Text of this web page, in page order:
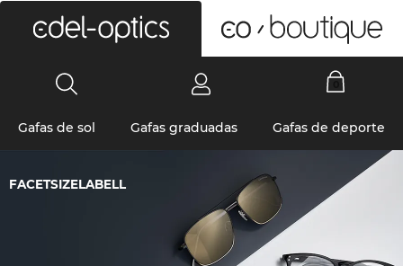
Gafas de sol Gafas graduadas Gafas de deporte
FACETSIZELABELL